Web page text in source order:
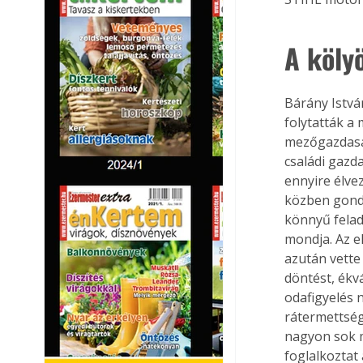
A
Bárány
folytatták a
családi
ennyire
közben
könnyű
mondja. Az
azután vette
döntést,
odafigyelés
nagyon sok
foglalkoztat